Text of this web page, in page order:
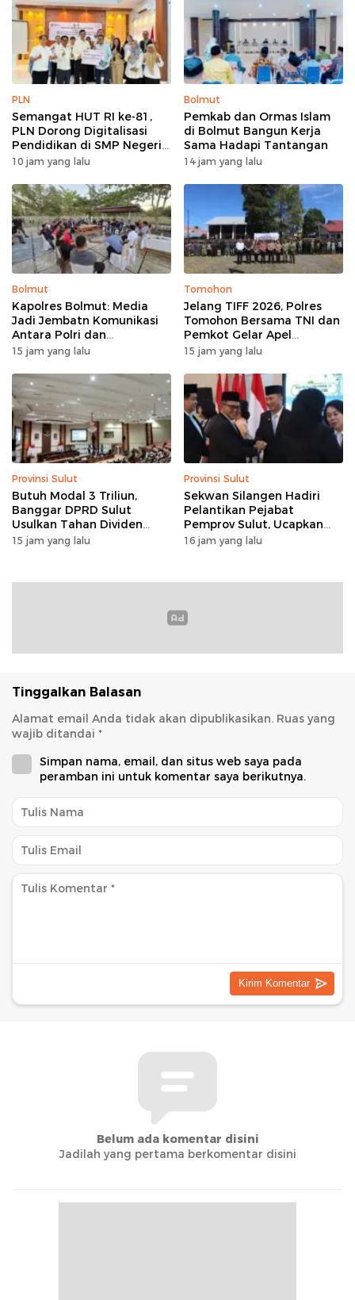
PLN
Semangat HUT RI ke-81,
PLN Dorong Digitalisasi
Pendidikan di SMP Negeri
1 Palu Lewat Program TJSL
10 jam yang lalu
Bolmut
Pemkab dan Ormas Islam
di Bolmut Bangun Kerja
Sama Hadapi Tantangan
14 jam yang lalu
Bolmut
Kapolres Bolmut: Media
Jadi Jembatn Komunikasi
Antara Polri dan
Masyarakat
15 jam yang lalu
Tomohon
Jelang TIFF 2026, Polres
Tomohon Bersama TNI dan
Pemkot Gelar Apel
Kesiapan Pengamanan
15 jam yang lalu
Provinsi Sulut
Butuh Modal 3 Triliun,
Banggar DPRD Sulut
Usulkan Tahan Dividen
Rp79 Miliar untuk Perkuat
15 jam yang lalu
Provinsi Sulut
Sekwan Silangen Hadiri
Pelantikan Pejabat
Pemprov Sulut, Ucapkan
Selamat kepada Jahja
16 jam yang lalu
Tinggalkan Balasan
Alamat email Anda tidak akan dipublikasikan. Ruas yang
wajib ditandai *
Simpan nama, email, dan situs web saya pada
peramban ini untuk komentar saya berikutnya.
Belum ada komentar disini
Jadilah yang pertama berkomentar disini